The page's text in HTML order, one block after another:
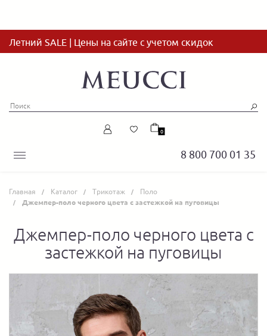
Летний SALE | Цены на сайте с учетом скидок
8 800 700 01 35
0
Главная Каталог Трикотаж Поло
Джемпер-поло черного цвета с застежкой на пуговицы
Джемпер-поло черного цвета с
застежкой на пуговицы